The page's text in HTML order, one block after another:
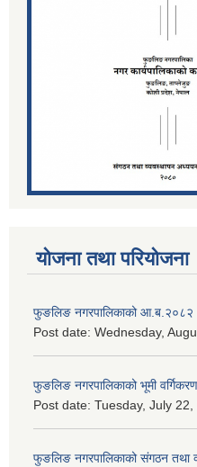
योजना तथा परियोजना
फुङलिङ नगरपालिकाको
Post date: Wednesday,
फुङलिङ नगरपालिकाको भूमी
Post date: Tuesday, July
फुङलिङ नगरपालिकाको संगठन तथा